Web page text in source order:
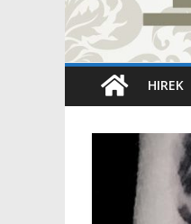
HIREK